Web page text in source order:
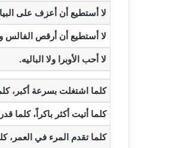
‫لا أستطيع أن أعزف على
‫لا أستطيع أن أرقص الفالس
‫لا أحب الأوبرا ولا الباليه.‬
‫كلما اشتغلت بسرعة أكبر،
‫كلما أتيت أكثر باكراً، كلما
‫كلما تقدم المرء في العمر،